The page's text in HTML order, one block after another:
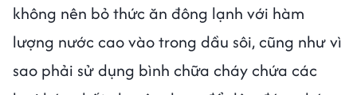
không nên bỏ thức ăn đông lạnh với hàm
lượng nước cao vào trong dầu sôi, cũng như vì
sao phải sử dụng bình chữa cháy chứa các